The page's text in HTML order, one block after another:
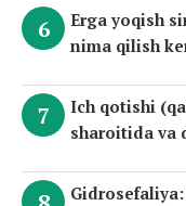
Erga yoqish
nima qilish
Ich qotishi
sharoitida va